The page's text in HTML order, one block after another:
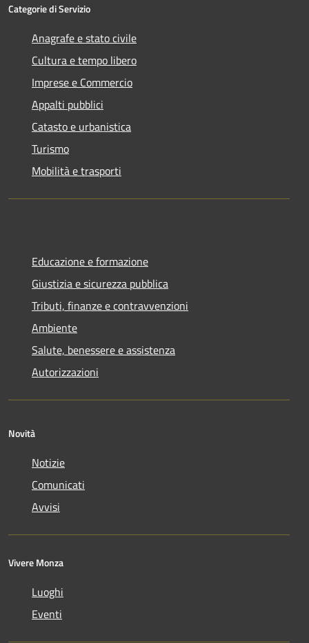
Categorie di Servizio
Anagrafe e stato civile
Cultura e tempo libero
Imprese e Commercio
Appalti pubblici
Catasto e urbanistica
Turismo
Mobilità e trasporti
Educazione e formazione
Giustizia e sicurezza pubblica
Tributi, finanze e contravvenzioni
Ambiente
Salute, benessere e assistenza
Autorizzazioni
Novità
Notizie
Comunicati
Avvisi
Vivere Monza
Luoghi
Eventi